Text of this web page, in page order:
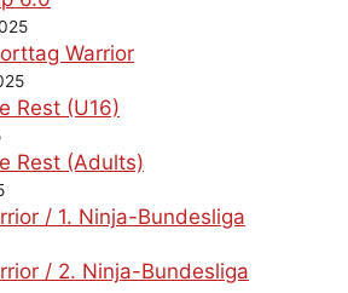
Warrior
Rest (U16)
Rest (Adults)
/ 1. Ninja-Bundesliga
/ 2. Ninja-Bundesliga